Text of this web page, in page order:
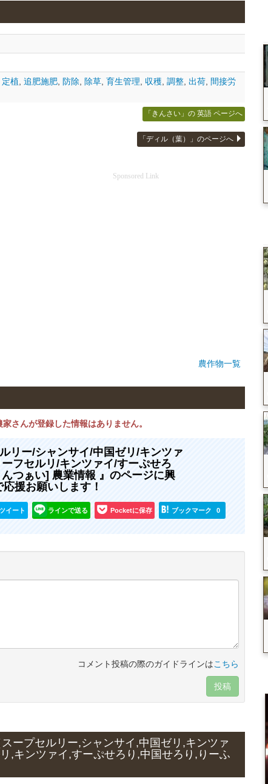
定植, 追肥施肥, 防除, 除草, 育生管理, 収穫, 調整, 出荷, 間接労
「きんさい」の 英語 ページへ
「ディル（葉）」のページへ
Sponsored Link
農作物一覧
さんが登録した情報はありません。
リー/シャンサイ/中国ゼリ/キンツァ
フセルリ/キンツァイ/すーぷせろ
つぁい] 農業情報 』のページに興
援お願いします！
イート ラインで送る Pocketに保存 ブックマーク 0
コメント投稿の際のガイドラインはこちら
投稿
スープセルリー,シャンサイ,中国ゼリ,キンツァ
,キンツァイ,すーぷせろり,中国せろり,りーふ